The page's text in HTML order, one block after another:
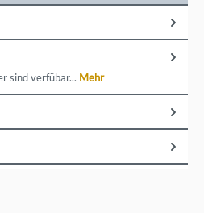
sind verfübar... Mehr